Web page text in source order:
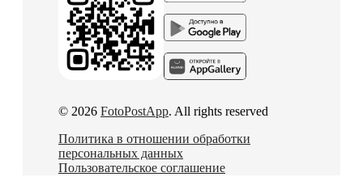
© 2026 FotoPostApp. All rights reserved
Политика в отношении обработки
персональных данных
Пользовательское соглашение